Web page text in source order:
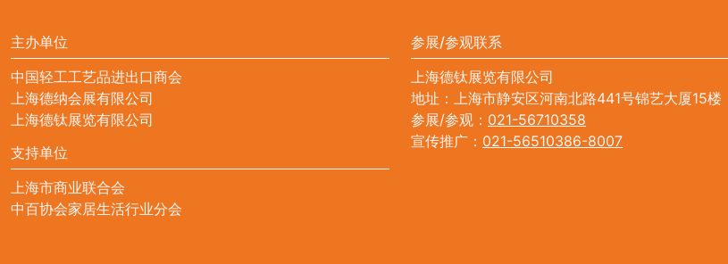
主办单位
中国轻工工艺品进出口商会
上海德纳会展有限公司
上海德钛展览有限公司
支持单位
上海市商业联合会
中百协会家居生活行业分会
参展/参观联系
上海德钛展览有限公司
地址：上海市静安区河南北路441号锦艺大厦15楼
参展/参观： 021-56710358
宣传推广： 021-56510386-8007